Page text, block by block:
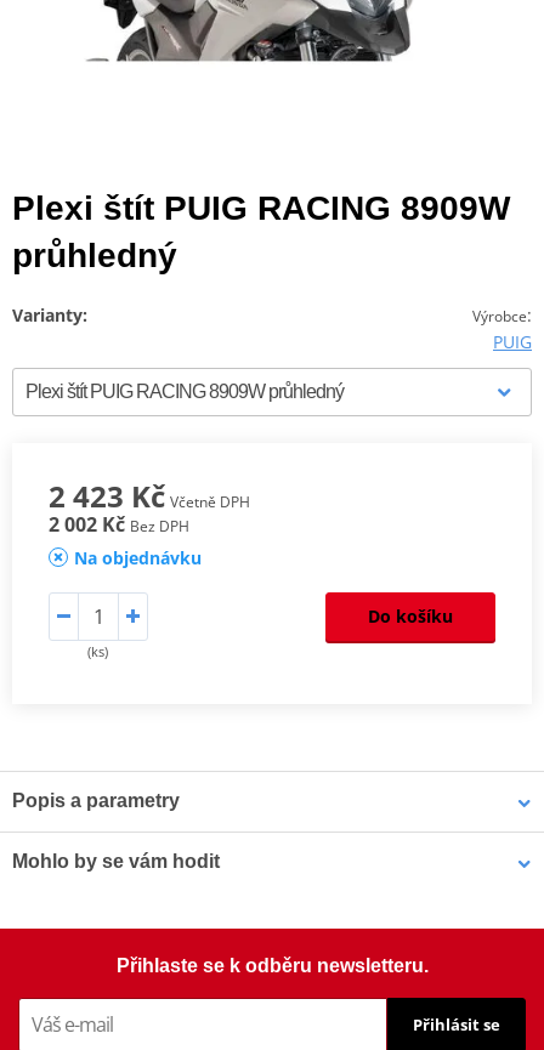
Plexi štít PUIG RACING 8909W
průhledný
Výrobce:
PUIG
Varianty:
2 423 Kč Včetně DPH
2 002 Kč Bez DPH
Na objednávku
(ks)
Do košíku
Popis a parametry
Mohlo by se vám hodit
Přihlaste se k odběru newsletteru.
Přihlásit se